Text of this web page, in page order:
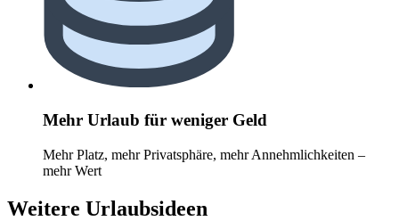
Mehr Urlaub für weniger Geld
Mehr Platz, mehr Privatsphäre, mehr Annehmlichkeiten –
mehr Wert
Weitere Urlaubsideen